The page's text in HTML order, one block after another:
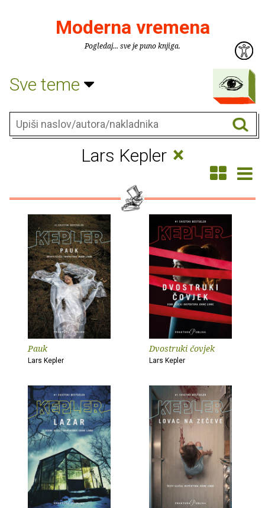
Moderna vremena
Pogledaj... sve je puno knjiga.
Sve teme
Lars Kepler ×
Pauk
Lars Kepler
Dvostruki čovjek
Lars Kepler